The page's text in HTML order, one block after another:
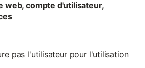
web, compte d'utilisateur,
pas l'utilisateur pour l'utilisation